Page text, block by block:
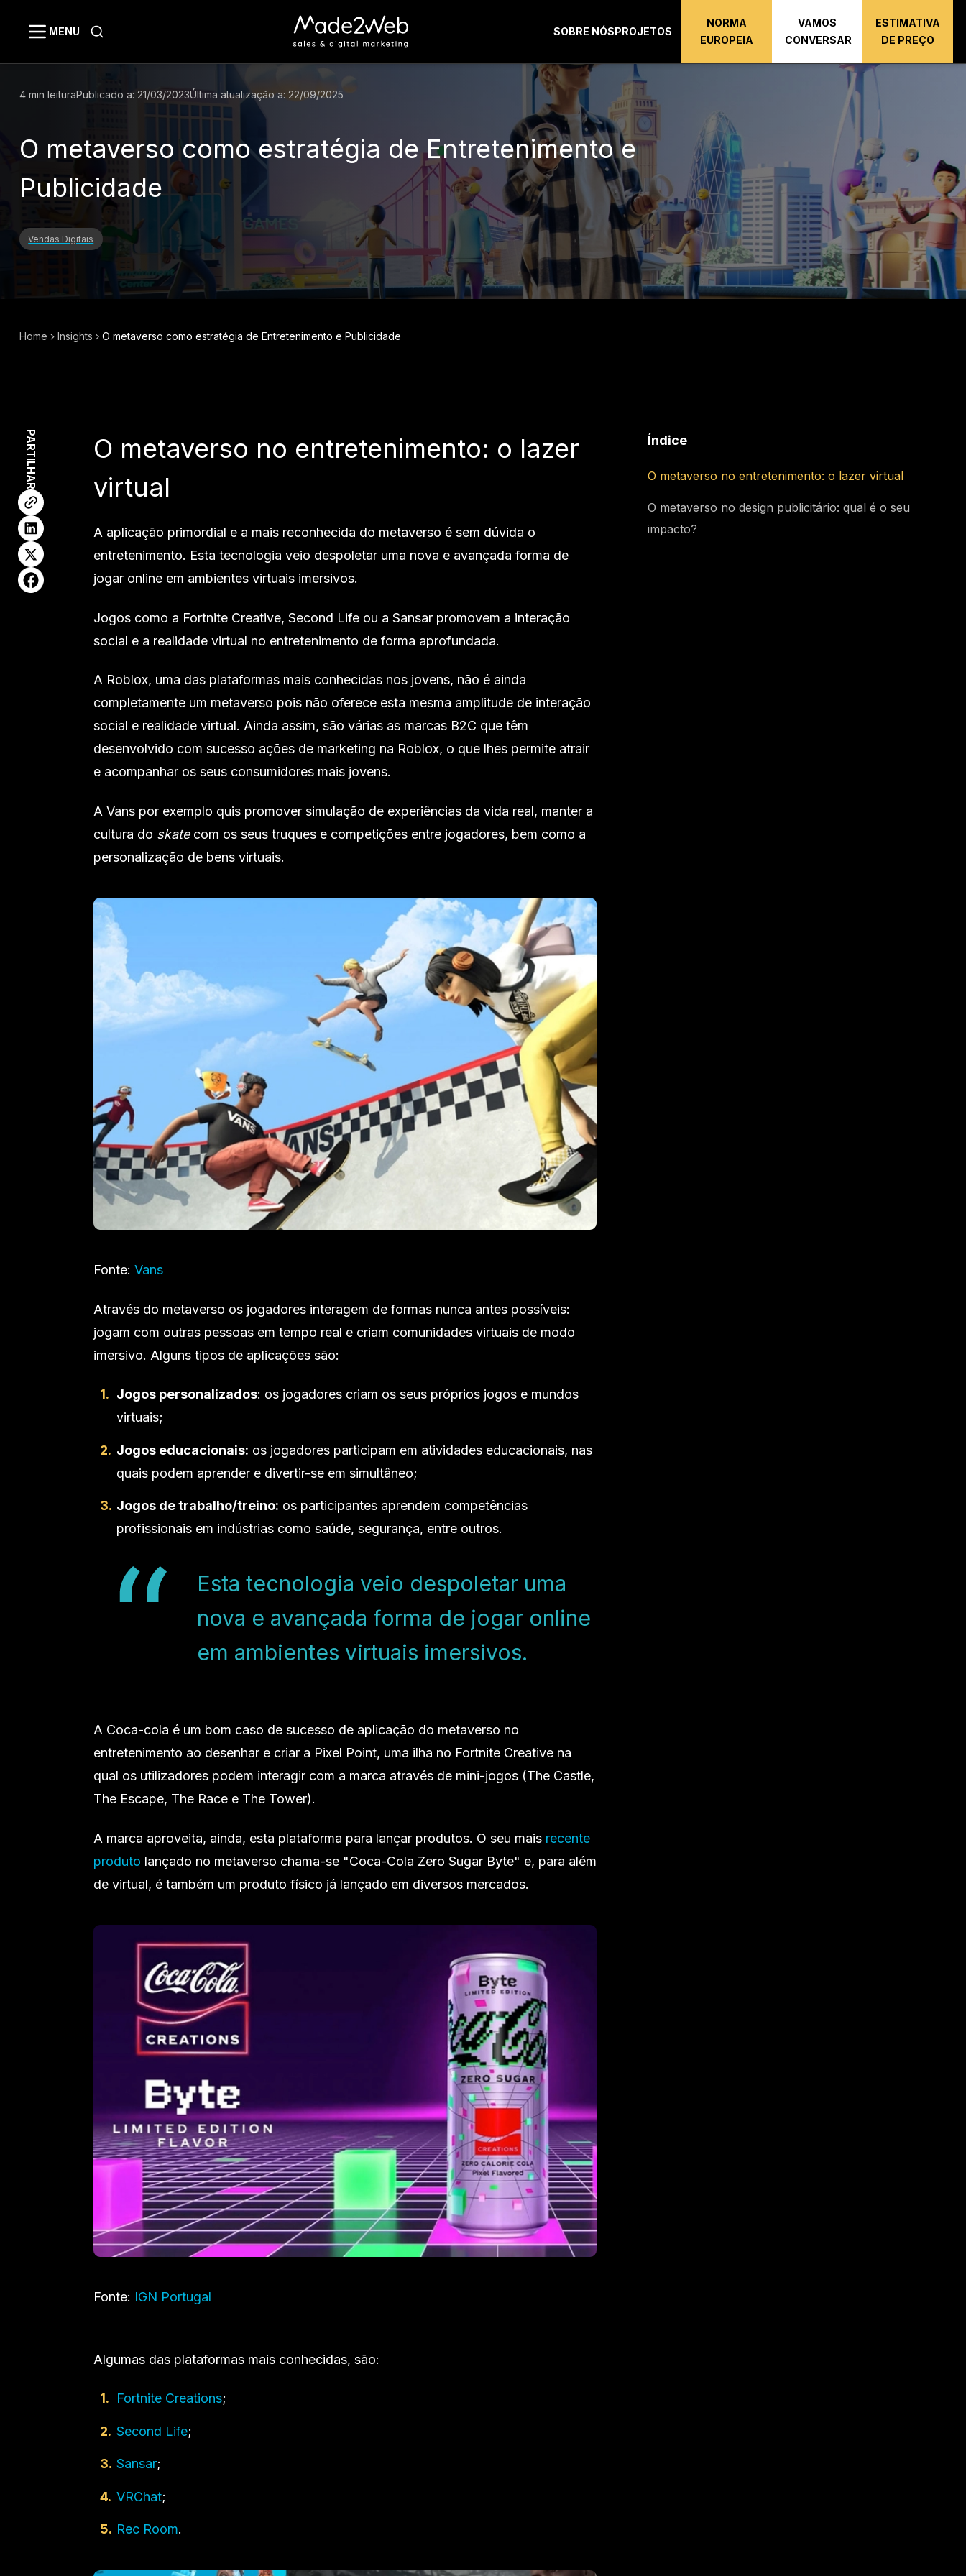
MENU SOBRE NÓSPROJETOS
VAMOS
CONVERSAR
NORMA
EUROPEIA
ESTIMATIVA
DE PREÇO
4 min leituraPublicado a: 21/03/2023Última atualização a: 22/09/2025
O metaverso como estratégia de Entretenimento e
Publicidade
Vendas Digitais
Home Insights O metaverso como estratégia de Entretenimento e Publicidade
PARTILHAR
O metaverso no entretenimento: o lazer
virtual
A aplicação primordial e a mais reconhecida do metaverso é sem dúvida o
entretenimento. Esta tecnologia veio despoletar uma nova e avançada forma de
jogar online em ambientes virtuais imersivos.
Jogos como a Fortnite Creative, Second Life ou a Sansar promovem a interação
social e a realidade virtual no entretenimento de forma aprofundada.
A Roblox, uma das plataformas mais conhecidas nos jovens, não é ainda
completamente um metaverso pois não oferece esta mesma amplitude de interação
social e realidade virtual. Ainda assim, são várias as marcas B2C que têm
desenvolvido com sucesso ações de marketing na Roblox, o que lhes permite atrair
e acompanhar os seus consumidores mais jovens.
A Vans por exemplo quis promover simulação de experiências da vida real, manter a
cultura do skatecom os seus truques e competições entre jogadores, bem como a
personalização de bens virtuais.
Fonte: Vans
Através do metaverso os jogadores interagem de formas nunca antes possíveis:
jogam com outras pessoas em tempo real e criam comunidades virtuais de modo
imersivo. Alguns tipos de aplicações são:
Jogos personalizados: os jogadores criam os seus próprios jogos e mundos
virtuais;
Jogos educacionais: os jogadores participam em atividades educacionais, nas
quais podem aprender e divertir-se em simultâneo;
Jogos de trabalho/treino: os participantes aprendem competências
profissionais em indústrias como saúde, segurança, entre outros.
Esta tecnologia veio despoletar uma
nova e avançada forma de jogar online
em ambientes virtuais imersivos.
A Coca-cola é um bom caso de sucesso de aplicação do metaverso no
entretenimento ao desenhar e criar a Pixel Point, uma ilha no Fortnite Creative na
qual os utilizadores podem interagir com a marca através de mini-jogos (The Castle,
The Escape, The Race e The Tower).
A marca aproveita, ainda, esta plataforma para lançar produtos. O seu mais recente
produto lançado no metaverso chama-se "Coca-Cola Zero Sugar Byte" e, para além
de virtual, é também um produto físico já lançado em diversos mercados.
Fonte: IGN Portugal
Algumas das plataformas mais conhecidas, são:
Fortnite Creations;
Second Life;
Sansar;
VRChat;
Rec Room.
Índice
O metaverso no entretenimento: o lazer virtual
O metaverso no design publicitário: qual é o seu
impacto?